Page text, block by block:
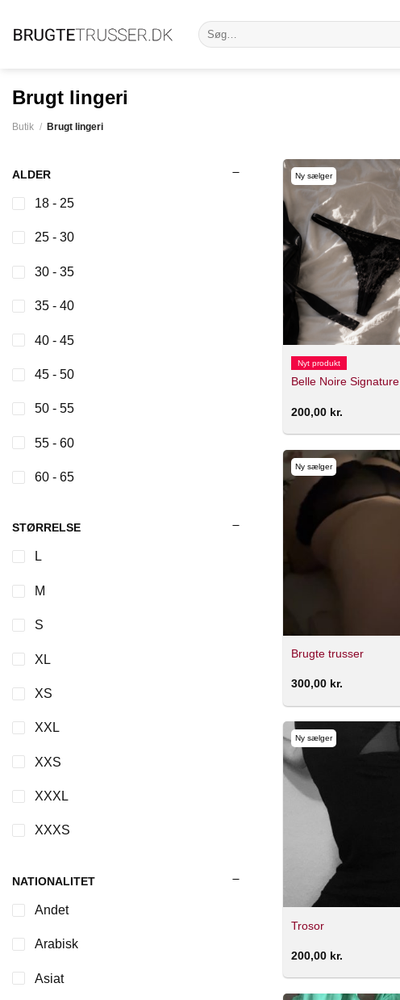
Søg
efter:
Brugt lingeri
Butik / Brugt lingeri
ALDER
18 - 25
25 - 30
30 - 35
35 - 40
40 - 45
45 - 50
50 - 55
55 - 60
60 - 65
STØRRELSE
L
M
S
XL
XS
XXL
XXS
XXXL
XXXS
NATIONALITET
Andet
Arabisk
Asiat
Ny sælger
Nyt produkt
Belle Noire Signature
200,00 kr.
Ny sælger
Brugte trusser
300,00 kr.
Ny sælger
Trosor
200,00 kr.